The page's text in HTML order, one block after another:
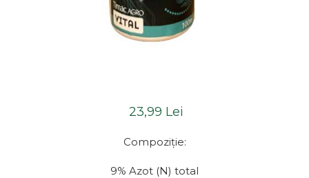
23,99 Lei
Compoziție:
9% Azot (N) total